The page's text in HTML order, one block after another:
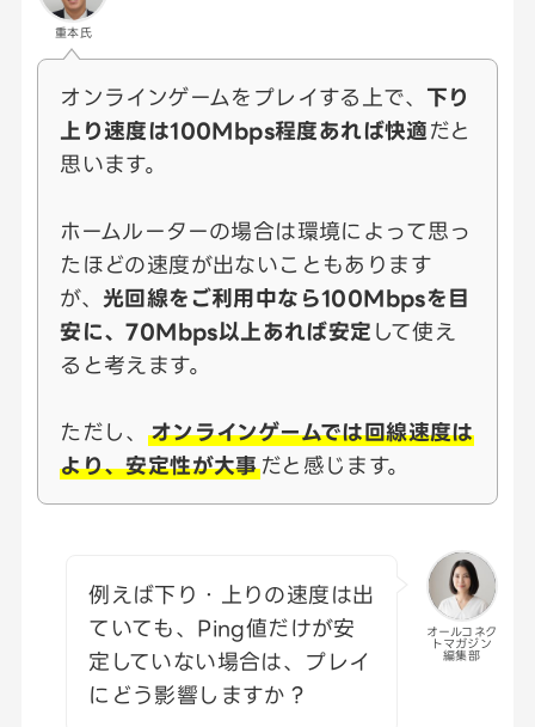
重本氏
オンラインゲームをプレイする上で、 下り
上り速度は100Mbps程度あれば快適だと
思います。
ホームルーターの場合は環境によって思っ
たほどの速度が出ないこともあります
が、 光回線をご利用中なら100Mbpsを目
安に、70Mbps以上あれば安定 して使え
ると考えます。
ただし、 オンラインゲームでは回線速度は
より、安定性が大事だと感じます。
オールコネク
トマガジン
編集部
例えば下り・上りの速度は出
ていても、Ping値だけが安
定していない場合は、プレイ
にどう影響しますか？